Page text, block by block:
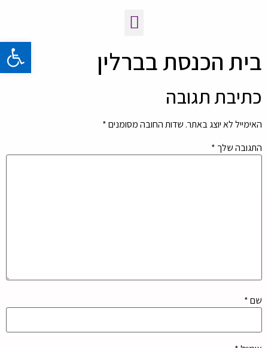
בית הכנסת בברלין
כתיבת תגובה
האימייל לא יוצג באתר. שדות החובה מסומנים*
התגובה שלך *
שם*